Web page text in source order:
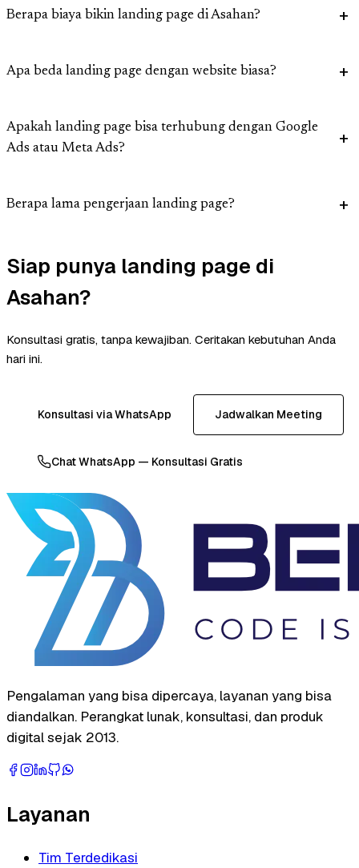
Berapa biaya bikin landing page di Asahan?
Apa beda landing page dengan website biasa?
Apakah landing page bisa terhubung dengan Google
Ads atau Meta Ads?
Berapa lama pengerjaan landing page?
Siap punya landing page di
Asahan?
Konsultasi gratis, tanpa kewajiban. Ceritakan kebutuhan Anda
hari ini.
Konsultasi via WhatsApp Jadwalkan Meeting
Chat WhatsApp — Konsultasi Gratis
Pengalaman yang bisa dipercaya, layanan yang bisa
diandalkan. Perangkat lunak, konsultasi, dan produk
digital sejak 2013.
Layanan
Tim Terdedikasi